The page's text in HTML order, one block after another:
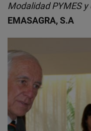
Modalidad PYMES
EMASAGRA, S.A